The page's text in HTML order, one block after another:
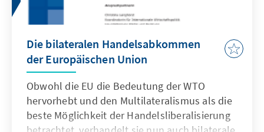
Die bilateralen Handelsabkommen
der Europäischen Union
Obwohl die EU die Bedeutung der WTO
hervorhebt und den Multilateralismus als die
beste Möglichkeit der Handelsliberalisierung